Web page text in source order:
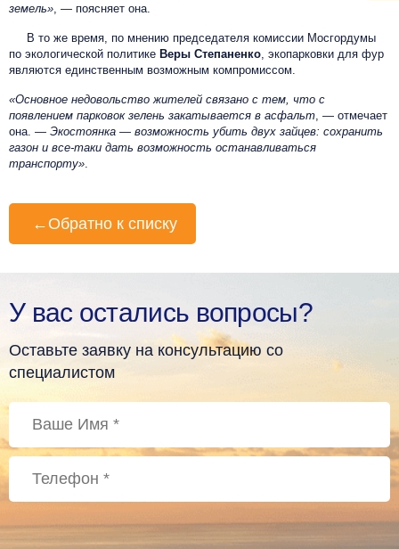
земель» , — поясняет она.
В то же время, по мнению председателя комиссии Мосгордумы
по экологической политике Веры Степаненко , экопарковки для фур
являются единственным возможным компромиссом.
«Основное недовольство жителей связано с тем, что с
появлением парковок зелень закатывается в асфальт , — отмечает
она. — Экостоянка — возможность убить двух зайцев: сохранить
газон и все-таки дать возможность останавливаться
транспорту»
← Обратно к списку
У вас остались вопросы?
Оставьте заявку на консультацию со
специалистом